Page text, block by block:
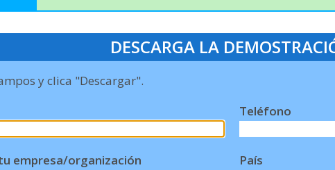
DESCARGA LA
y clica "Descargar".
empresa/organización
Teléfono
País